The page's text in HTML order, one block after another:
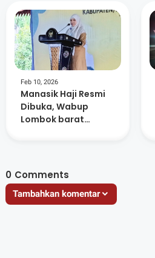
Feb 10, 2026
Manasik Haji Resmi
Dibuka, Wabup
Lombok barat
0 Comments
Tambahkan komentar